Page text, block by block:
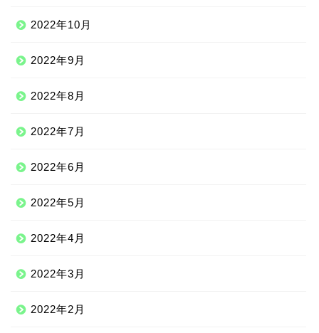
2022年10月
2022年9月
2022年8月
2022年7月
2022年6月
2022年5月
2022年4月
2022年3月
2022年2月